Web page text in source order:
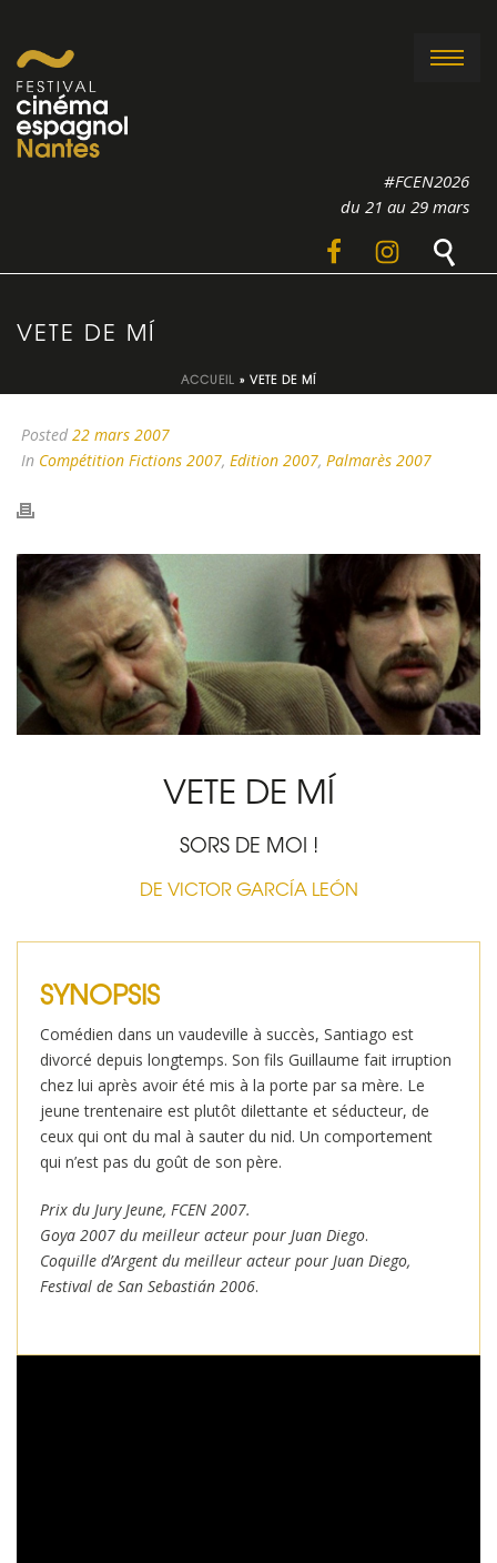
#FCEN2026
du 21 au 29 mars
VETE DE MÍ
ACCUEIL » VETE DE MÍ
Posted 22 mars 2007
In Compétition Fictions 2007, Edition 2007, Palmarès 2007
VETE DE MÍ
SORS DE MOI !
DE VICTOR GARCÍA LEÓN
SYNOPSIS
Comédien dans un vaudeville à succès, Santiago est
divorcé depuis longtemps. Son fils Guillaume fait irruption
chez lui après avoir été mis à la porte par sa mère. Le
jeune trentenaire est plutôt dilettante et séducteur, de
ceux qui ont du mal à sauter du nid. Un comportement
qui n’est pas du goût de son père.
Prix du Jury Jeune, FCEN 2007.
Goya 2007 du meilleur acteur pour Juan Diego.
Coquille d’Argent du meilleur acteur pour Juan Diego,
Festival de San Sebastián 2006.